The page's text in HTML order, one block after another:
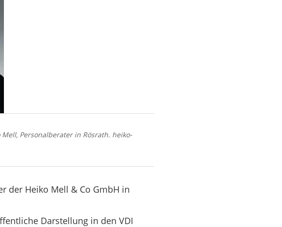
Personalberater in Rösrath. heiko-
der Heiko Mell & Co GmbH in
Darstellung in den VDI